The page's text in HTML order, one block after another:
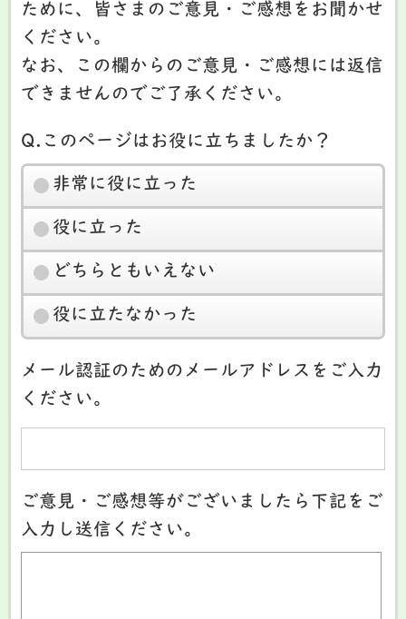
ために、皆さまのご意見・ご感想をお聞かせ
ください。
なお、この欄からのご意見・ご感想には返信
できませんのでご了承ください。
Q.このページはお役に立ちましたか？
非常に役に立った
役に立った
どちらともいえない
役に立たなかった
メール認証のためのメールアドレスをご入力
ください。
ご意見・ご感想等がございましたら下記をご
入力し送信ください。